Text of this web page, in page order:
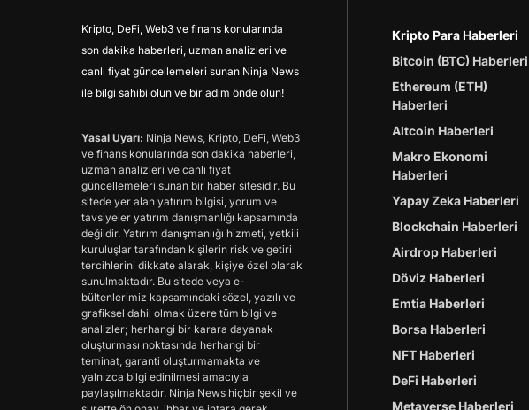
Kripto, DeFi, Web3 ve finans konularında
son dakika haberleri, uzman analizleri ve
canlı fiyat güncellemeleri sunan Ninja News
ile bilgi sahibi olun ve bir adım önde olun!
Yasal Uyarı: Ninja News, Kripto, DeFi, Web3
ve finans konularında son dakika haberleri,
uzman analizleri ve canlı fiyat
güncellemeleri sunan bir haber sitesidir. Bu
sitede yer alan yatırım bilgisi, yorum ve
tavsiyeler yatırım danışmanlığı kapsamında
değildir. Yatırım danışmanlığı hizmeti, yetkili
kuruluşlar tarafından kişilerin risk ve getiri
tercihlerini dikkate alarak, kişiye özel olarak
sunulmaktadır. Bu sitede veya e-
bültenlerimiz kapsamındaki sözel, yazılı ve
grafiksel dahil olmak üzere tüm bilgi ve
analizler; herhangi bir karara dayanak
oluşturması noktasında herhangi bir
teminat, garanti oluşturmamakta ve
yalnızca bilgi edinilmesi amacıyla
paylaşılmaktadır. Ninja News hiçbir şekil ve
Kripto Para Haberleri
Bitcoin (BTC) Haberleri
Ethereum (ETH)
Haberleri
Altcoin Haberleri
Makro Ekonomi
Haberleri
Yapay Zeka Haberleri
Blockchain Haberleri
Airdrop Haberleri
Döviz Haberleri
Emtia Haberleri
Borsa Haberleri
NFT Haberleri
DeFi Haberleri
Metaverse Haberleri